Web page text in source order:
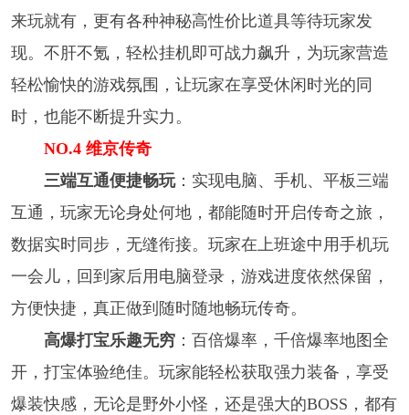
来玩就有，更有各种神秘高性价比道具等待玩家发
现。不肝不氪，轻松挂机即可战力飙升，为玩家营造
轻松愉快的游戏氛围，让玩家在享受休闲时光的同
时，也能不断提升实力。
NO.4 维京传奇
三端互通便捷畅玩：实现电脑、手机、平板三端
互通，玩家无论身处何地，都能随时开启传奇之旅，
数据实时同步，无缝衔接。玩家在上班途中用手机玩
一会儿，回到家后用电脑登录，游戏进度依然保留，
方便快捷，真正做到随时随地畅玩传奇。
高爆打宝乐趣无穷：百倍爆率，千倍爆率地图全
开，打宝体验绝佳。玩家能轻松获取强力装备，享受
爆装快感，无论是野外小怪，还是强大的BOSS，都有